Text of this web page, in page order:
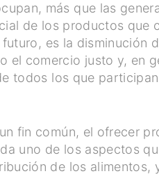
más que las
de los productos que
es la disminución
el comercio justo y, en
todos los que
fin común, el ofrecer
uno de los aspectos
de los alimentos,